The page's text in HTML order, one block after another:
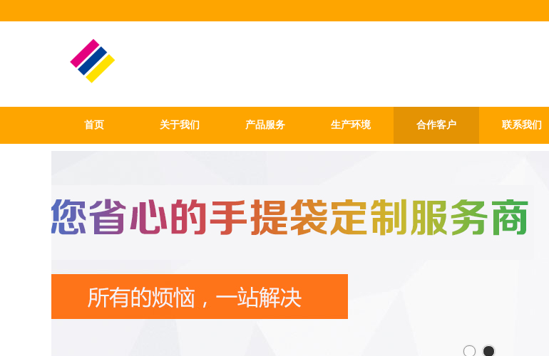
首页 关于我们 产品服务 生产环境 合作客户 联系我们